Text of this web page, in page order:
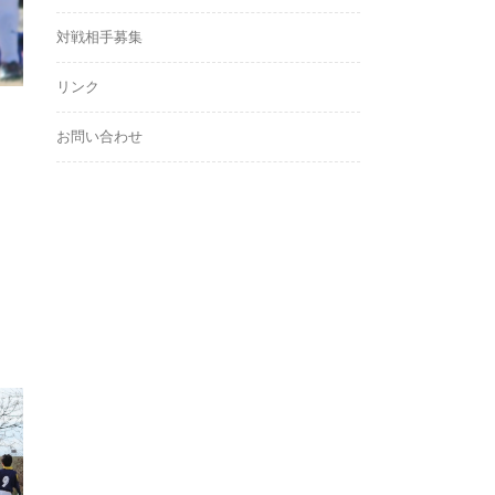
対戦相手募集
リンク
お問い合わせ